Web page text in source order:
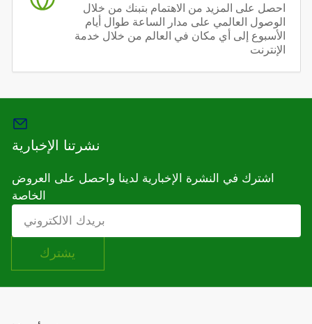
احصل على المزيد من الاهتمام بتبنك من خلال
الوصول العالمي على مدار الساعة طوال أيام
الأسبوع إلى أي مكان في العالم من خلال خدمة
الإنترنت
نشرتنا الإخبارية
اشترك في النشرة الإخبارية لدينا واحصل على العروض
الخاصة
الالكتروني
يشترك